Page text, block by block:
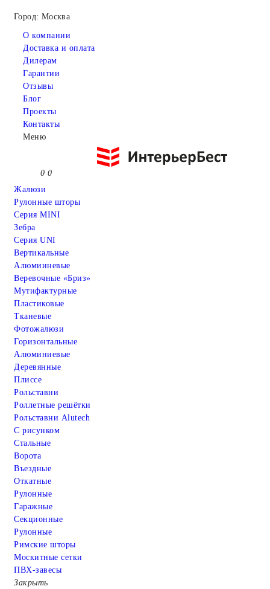
Город: Москва
О компании
Доставка и оплата
Дилерам
Гарантии
Отзывы
Блог
Проекты
Контакты
Меню
0 0
Жалюзи
Рулонные шторы
Серия MINI
Зебра
Серия UNI
Вертикальные
Алюмииневые
Веревочные «Бриз»
Мутифактурные
Пластиковые
Тканевые
Фотожалюзи
Горизонтальные
Алюминиевые
Деревянные
Плиссе
Рольставни
Роллетные решётки
Рольставни Alutech
С рисунком
Стальные
Ворота
Въездные
Откатные
Рулонные
Гаражные
Cекционные
Рулонные
Римские шторы
Москитные сетки
ПВХ-завесы
Закрыть